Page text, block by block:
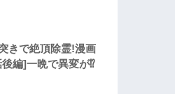
きで絶頂除霊!漫画
編]一晩で異変が⁉︎